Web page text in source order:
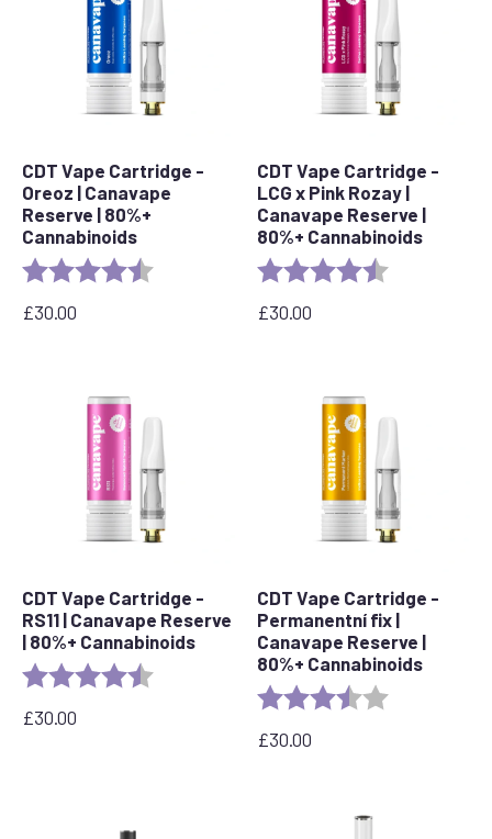
CDT Vape Cartridge -
Oreoz | Canavape
Reserve | 80%+
Cannabinoids
Rating: 4.4 out of 5 stars
£30.00
CDT Vape Cartridge -
LCG x Pink Rozay |
Canavape Reserve |
80%+ Cannabinoids
Rating:
£30.00
CDT Vape Cartridge -
RS11 | Canavape Reserve
| 80%+ Cannabinoids
Rating: 4.7 out of 5 stars
£30.00
CDT Vape Cartridge -
Permanentní fix |
Canavape Reserve |
80%+ Cannabinoids
Rating:
£30.00